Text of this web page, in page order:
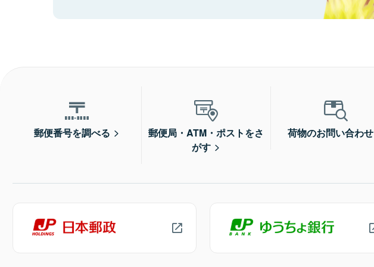
郵便番号を調べる
郵便局・ATM・ポストをさ
がす
荷物のお問い合わせ